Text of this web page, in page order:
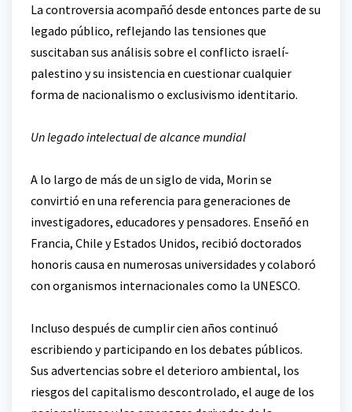
La controversia acompañó desde entonces parte de su
legado público, reflejando las tensiones que
suscitaban sus análisis sobre el conflicto israelí-
palestino y su insistencia en cuestionar cualquier
forma de nacionalismo o exclusivismo identitario.
Un legado intelectual de alcance mundial
A lo largo de más de un siglo de vida, Morin se
convirtió en una referencia para generaciones de
investigadores, educadores y pensadores. Enseñó en
Francia, Chile y Estados Unidos, recibió doctorados
honoris causa en numerosas universidades y colaboró
con organismos internacionales como la UNESCO.
Incluso después de cumplir cien años continuó
escribiendo y participando en los debates públicos.
Sus advertencias sobre el deterioro ambiental, los
riesgos del capitalismo descontrolado, el auge de los